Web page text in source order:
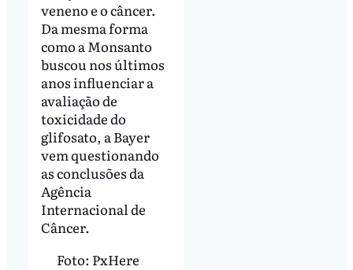
veneno e o câncer.
Da mesma forma
como a Monsanto
buscou nos últimos
anos influenciar a
avaliação de
toxicidade do
glifosato, a Bayer
vem questionando
as conclusões da
Agência
Internacional de
Câncer.
Foto: PxHere